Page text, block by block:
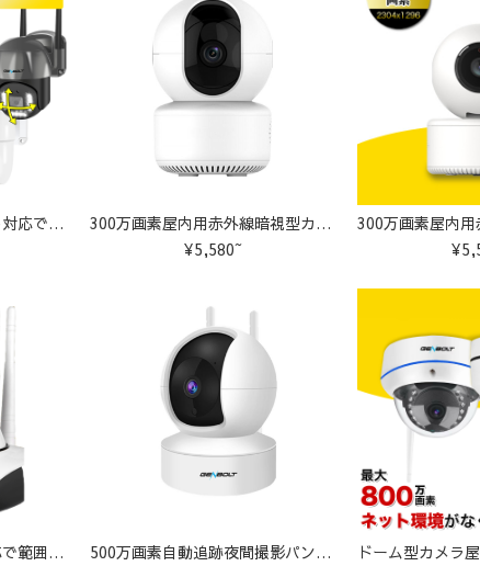
最大500万画素パンチルト対応で範囲調整可能！ Pシリーズ＆GBシリーズ防犯カメラ
300万画素屋内用赤外線暗視型カメラ Z-A1
¥5,580~
200万画素パンチルト対応で範囲調整可能！Z-M3
500万画素自動追跡夜間撮影パンチルト対応 Z-GB105